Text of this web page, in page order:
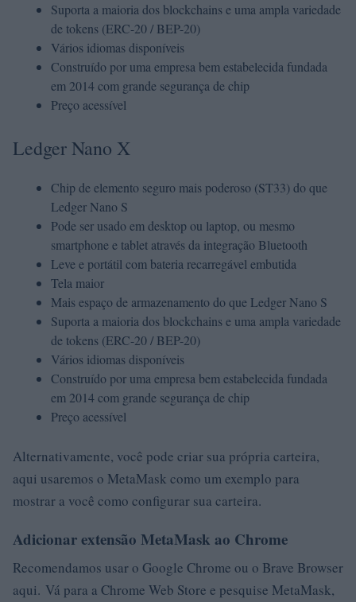
Suporta a maioria dos blockchains e uma ampla variedade
de tokens (ERC-20 / BEP-20)
Vários idiomas disponíveis
Construído por uma empresa bem estabelecida fundada
em 2014 com grande segurança de chip
Preço acessível
Ledger Nano X
Chip de elemento seguro mais poderoso (ST33) do que
Ledger Nano S
Pode ser usado em desktop ou laptop, ou mesmo
smartphone e tablet através da integração Bluetooth
Leve e portátil com bateria recarregável embutida
Tela maior
Mais espaço de armazenamento do que Ledger Nano S
Suporta a maioria dos blockchains e uma ampla variedade
de tokens (ERC-20 / BEP-20)
Vários idiomas disponíveis
Construído por uma empresa bem estabelecida fundada
em 2014 com grande segurança de chip
Preço acessível
Alternativamente, você pode criar sua própria carteira,
aqui usaremos o MetaMask como um exemplo para
mostrar a você como configurar sua carteira.
Adicionar extensão MetaMask ao Chrome
Recomendamos usar o Google Chrome ou o Brave Browser
aqui. Vá para a Chrome Web Store e pesquise MetaMask,